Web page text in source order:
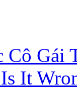
Cô Gái
It